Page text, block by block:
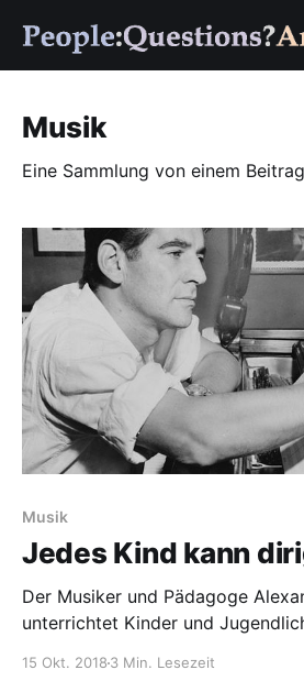
Musik
Eine Sammlung von einem Beitrag
Musik
Jedes Kind kann
Der Musiker und Pädagoge
unterrichtet Kinder und
15 Okt. 2018 3 Min. Lesezeit